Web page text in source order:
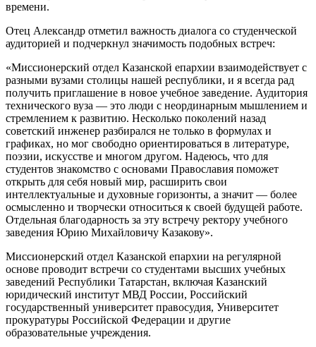
времени.
Отец Александр отметил важность диалога со студенческой
аудиторией и подчеркнул значимость подобных встреч:
«Миссионерский отдел Казанской епархии взаимодействует с
разными вузами столицы нашей республики, и я всегда рад
получить приглашение в новое учебное заведение. Аудитория
технического вуза — это люди с неординарным мышлением и
стремлением к развитию. Несколько поколений назад
советский инженер разбирался не только в формулах и
графиках, но мог свободно ориентироваться в литературе,
поэзии, искусстве и многом другом. Надеюсь, что для
студентов знакомство с основами Православия поможет
открыть для себя новый мир, расширить свои
интеллектуальные и духовные горизонты, а значит — более
осмысленно и творчески относиться к своей будущей работе.
Отдельная благодарность за эту встречу ректору учебного
заведения Юрию Михайловичу Казакову».
Миссионерский отдел Казанской епархии на регулярной
основе проводит встречи со студентами высших учебных
заведений Республики Татарстан, включая Казанский
юридический институт МВД России, Российский
государственный университет правосудия, Университет
прокуратуры Российской Федерации и другие
образовательные учреждения.